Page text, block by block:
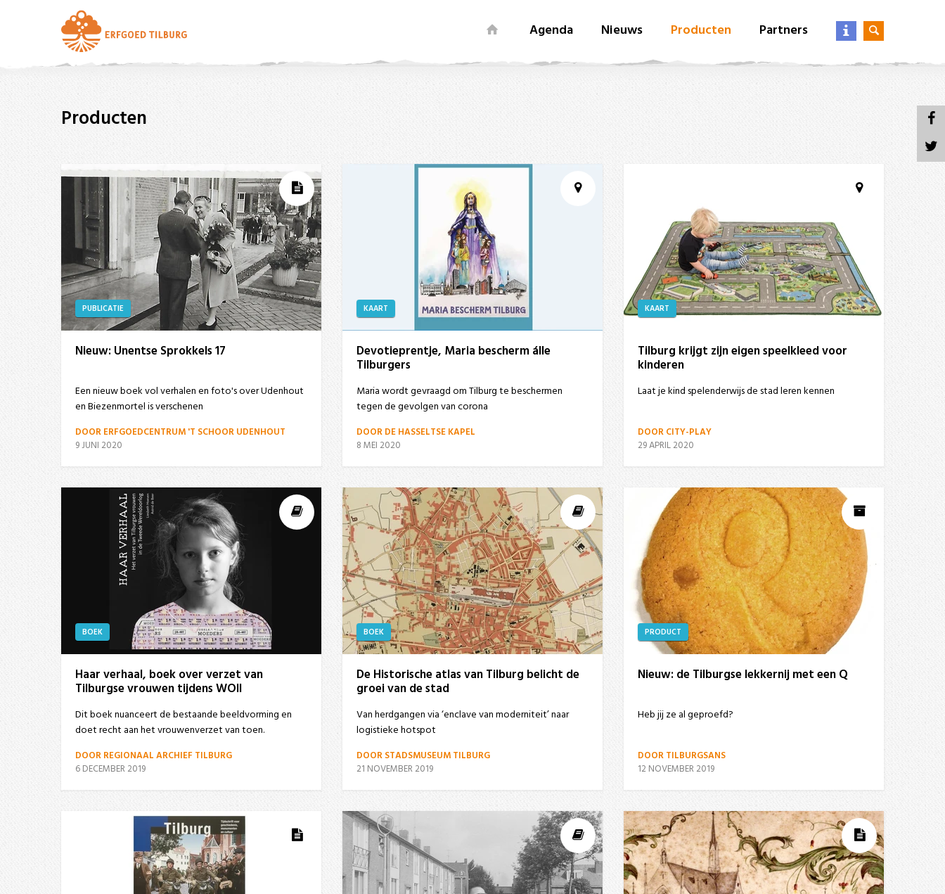
Agenda Nieuws Producten Partners
Producten
PUBLICATIE
Nieuw: Unentse Sprokkels 17
Een nieuw boek vol verhalen en foto's over Udenhout
en Biezenmortel is verschenen
DOOR ERFGOEDCENTRUM 'T SCHOOR UDENHOUT
9 JUNI 2020
KAART
Devotieprentje, Maria bescherm álle
Tilburgers
Maria wordt gevraagd om Tilburg te beschermen
tegen de gevolgen van corona
DOOR DE HASSELTSE KAPEL
8 MEI 2020
KAART
Tilburg krijgt zijn eigen speelkleed voor
kinderen
Laat je kind spelenderwijs de stad leren kennen
DOOR CITY-PLAY
29 APRIL 2020
BOEK
Haar verhaal, boek over verzet van
Tilburgse vrouwen tijdens WOII
Dit boek nuanceert de bestaande beeldvorming en
doet recht aan het vrouwenverzet van toen.
DOOR REGIONAAL ARCHIEF TILBURG
6 DECEMBER 2019
BOEK
De Historische atlas van Tilburg belicht de
groei van de stad
Van herdgangen via ‘enclave van moderniteit’ naar
logistieke hotspot
DOOR STADSMUSEUM TILBURG
21 NOVEMBER 2019
PRODUCT
Nieuw: de Tilburgse lekkernij met een Q
Heb jij ze al geproefd?
DOOR TILBURGSANS
12 NOVEMBER 2019